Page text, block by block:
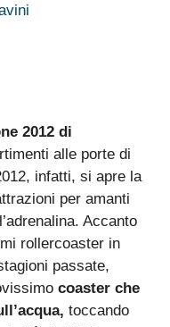
2012 di
alle porte di
infatti, si apre la
per amanti
Accanto
rollercoaster in
passate,
coaster che
toccando